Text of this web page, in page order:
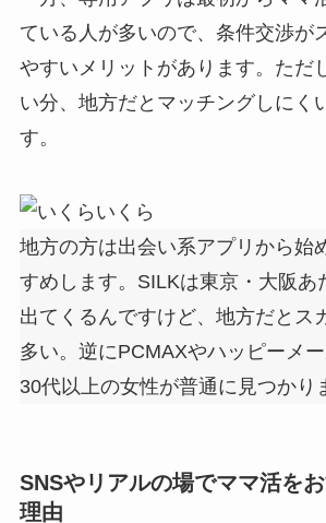
ている人が多いので、条件交渉が
やすいメリットがあります。ただ
い分、地方だとマッチングしにく
す。
いくら
地方の方は出会い系アプリから始
すめします。SILKは東京・大阪あ
出てくるんですけど、地方だとス
多い。逆にPCMAXやハッピーメ
30代以上の女性が普通に見つかり
SNSやリアルの場でママ活を
理由